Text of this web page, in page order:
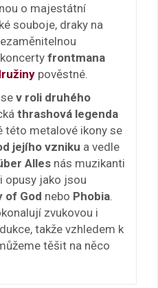
o majestátní
souboje, draky na
frontmana
pověstné.
v roli druhého
thrashová legenda
této metalové ikony se
jejího vzniku a vedle
Alles nás muzikanti
opusy jako jsou
of God nebo Phobia
zvukovou i
takže vzhledem k
těšit na něco